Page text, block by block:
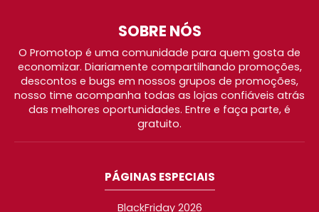
SOBRE NÓS
O Promotop é uma comunidade para quem gosta de
economizar. Diariamente compartilhando promoções,
descontos e bugs em nossos grupos de promoções,
nosso time acompanha todas as lojas confiáveis atrás
das melhores oportunidades. Entre e faça parte, é
gratuito.
PÁGINAS ESPECIAIS
BlackFriday 2026